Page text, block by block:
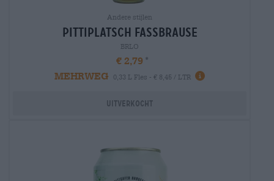
Andere stijlen
pittiplatsch fassbrause
BRLO
€ 2,79
MEHRWEG
0,33 L Fles - € 8,45 / LTR
Uitverkocht